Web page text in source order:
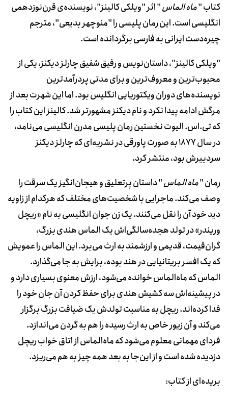
کتاب "ماه الماس" اثر "ویلکی کالینز"، نویسنده‌ی قرن‌نوزدهمی
انگلیسی است. این رمان پلیسی را "منوچهر بدیعی"، مترجم
چیره‌دست ایرانی به فارسی برگردانده است.
"ویلکی کالینز"، داستان‌نویس و رفیق شفیق چارلز دیکنز، یکی از
محبوب‌ترین و معروف‌ترین و برای مدتی پردرآمدترین
نویسنده‌های دوران ویکتوریایی انگلیس بود. اما این شهرت بعد از
مرگش ادامه پیدا نکرد و نام دیکنز مشهورتر شد. کالینز این کتاب را
که تی‌.اس‌. الیوت نخستین رمان پلیسی مدرن انگلیسی می‌نامد،
در سال 1877 به صورت پاورقی در نشریه‌ای که چارلز دیکنز
سردبیرش بود، منتشر کرد.
رمان "ماه الماس" داستان پرتعلیق و هیجان‌انگیز یک سرقت را
وصف می‌کند. ماجرایی با شخصیت‌های مختلف که هرکدام از زاویه
دید خود آن را نقل می‌کنند. یک زن جوان انگلیسی به نام «ریچل
وریندر» در تولد هجده‌سالگی‌اش یک الماس هندی بزرگ،
گران‌قیمت، قدیمی و ارزشمند به ارث می‌برد. این الماس را عمویش
که یک افسر بریتانیایی در هند بوده، برایش به جا می‌گذارد.
الماس که ماه‌الماس خوانده می‌شود، ارزش معنوی بسیاری دارد و
در پیشینه‌اش سه کشیش هندی برای حفظ کردن آن جان خود را
فدا کرده‌اند. ریچل به مناسبت تولدش یک ضیافت بزرگ برگزار
می‌کند و آن زیور خاص به ارث رسیده را هم به گردن می‌اندازد.
فردای مهمانی معلوم می‌شود که ماه‌الماس از اتاق خواب ریچل
دزدیده شده است و از این‌جا به بعد همه چیز به هم می‌ریزد.
بریده‌ای از کتاب: